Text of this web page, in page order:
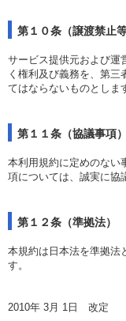
第１０条（譲渡禁止等
サービス提供元および運
く権利及び義務を、第三
てはならないものとしま
第１１条（協議事項）
本利用規約に定めのない
項については、誠実に協
第１２条（準拠法）
本規約は日本法を準拠法
す。
2010年 3月 1日 改定